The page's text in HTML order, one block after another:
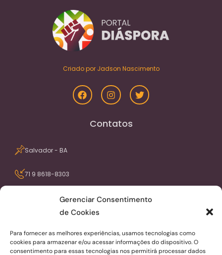
Gerenciar Consentimento
de Cookies
Para fornecer as melhores experiências, usamos tecnologias como
cookies para armazenar e/ou acessar informações do dispositivo. O
consentimento para essas tecnologias nos permitirá processar dados
Criado por Jadson Nascimento
Contatos
Salvador - BA
71 9 8618-8303
contato@portaldiaspora.com.br
Seja avisado dos nossos conteúdos pelo
email